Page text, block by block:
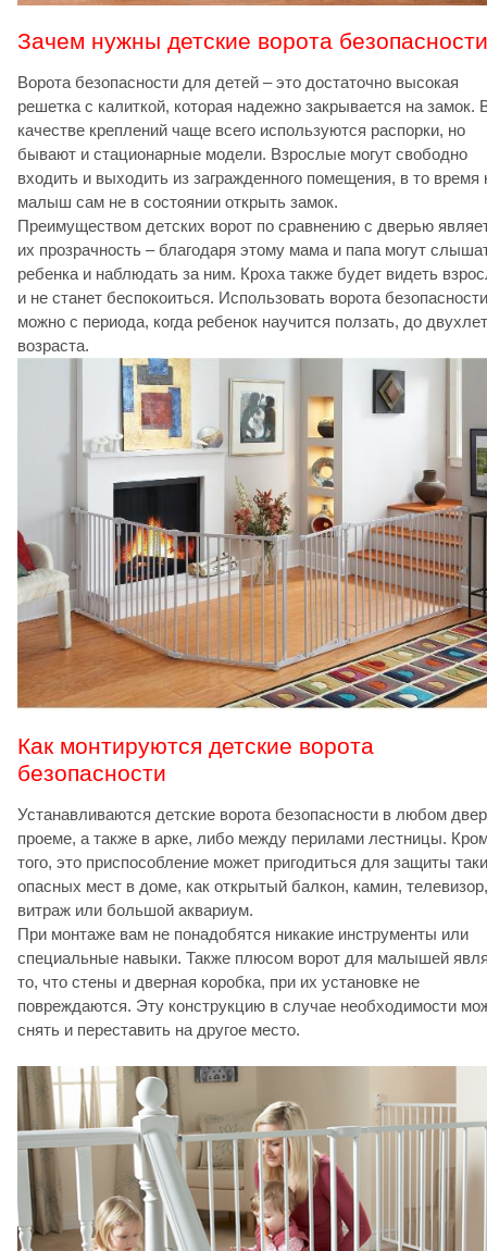
Зачем нужны детские ворота безопасности
Ворота безопасности для детей – это достаточно высокая
решетка с калиткой, которая надежно закрывается на замок.
качестве креплений чаще всего используются распорки, но
бывают и стационарные модели. Взрослые могут свободно
входить и выходить из загражденного помещения, в то время
малыш сам не в состоянии открыть замок.
Преимуществом детских ворот по сравнению с дверью
их прозрачность – благодаря этому мама и папа могут
ребенка и наблюдать за ним. Кроха также будет видеть
и не станет беспокоиться. Использовать ворота безопасности
можно с периода, когда ребенок научится ползать, до
возраста.
Как монтируются детские ворота
безопасности
Устанавливаются детские ворота безопасности в любом
проеме, а также в арке, либо между перилами лестницы.
того, это приспособление может пригодиться для защиты
опасных мест в доме, как открытый балкон, камин, телевизор,
витраж или большой аквариум.
При монтаже вам не понадобятся никакие инструменты или
специальные навыки. Также плюсом ворот для малышей
то, что стены и дверная коробка, при их установке не
повреждаются. Эту конструкцию в случае необходимости
снять и переставить на другое место.